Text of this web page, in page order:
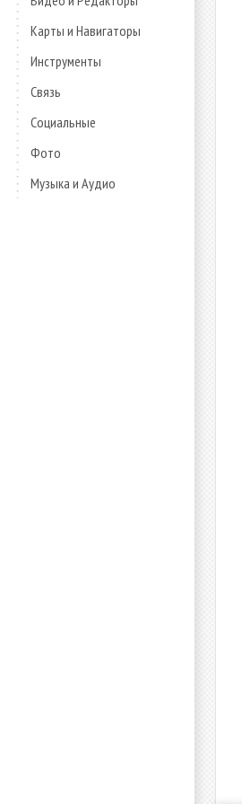
Карты и Навигаторы
Инструменты
Связь
Социальные
Фото
Музыка и Аудио